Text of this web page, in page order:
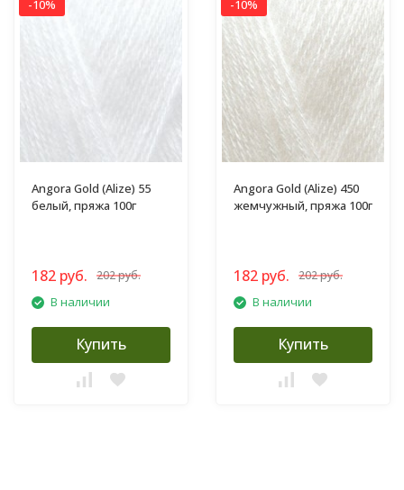
-10%
Angora Gold (Alize) 55
белый, пряжа 100г
182 руб. 202 руб.
В наличии
Купить
-10%
Angora Gold (Alize) 450
жемчужный, пряжа 100г
182 руб. 202 руб.
В наличии
Купить